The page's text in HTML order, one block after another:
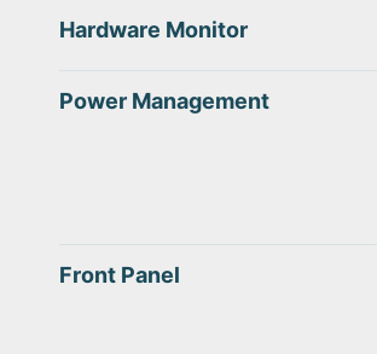
Hardware Monitor
Power Management
Front Panel